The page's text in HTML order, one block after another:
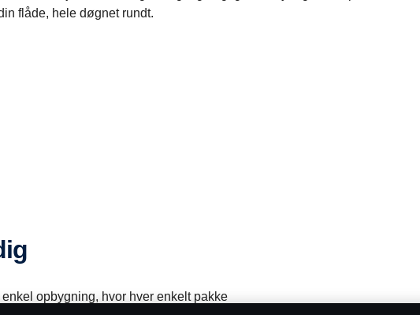
flåde, hele døgnet rundt.
opbygning, hvor hver enkelt pakke